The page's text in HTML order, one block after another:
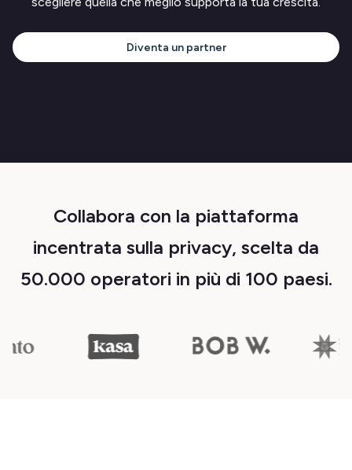
Diventa un partner
Collabora con la piattaforma
incentrata sulla privacy, scelta da
50.000 operatori in più di 100 paesi.